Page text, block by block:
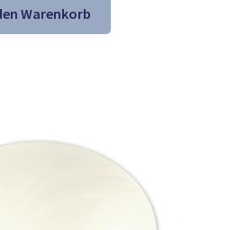
war:
62,98 €
ist:
42,98 €.
Warenkorb